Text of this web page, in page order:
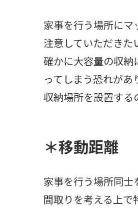
家事を行う場所にマ
注意していただきた
確かに大容量の収納
ってしまう恐れがあ
収納場所を設置する
＊移動距離
家事を行う場所同士
間取りを考える上で